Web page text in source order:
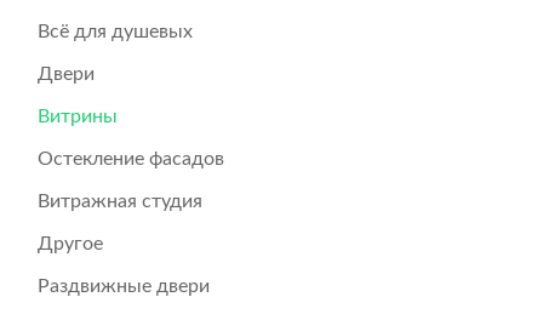
Всё для душевых
Двери
Витрины
Остекление фасадов
Витражная студия
Другое
Раздвижные двери